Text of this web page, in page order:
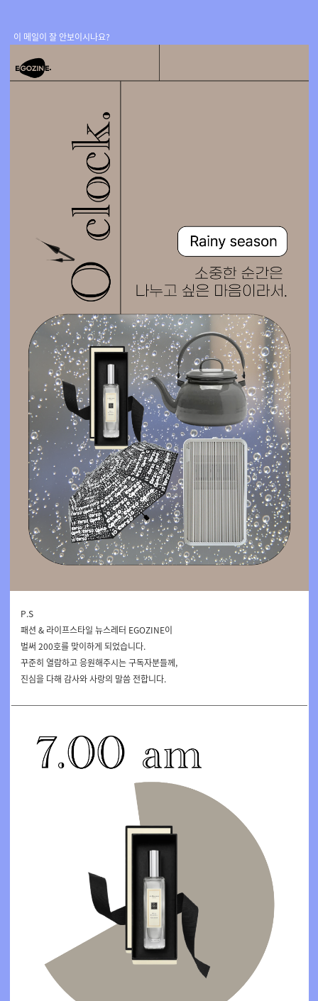
이 메일이 잘 안보이시나요?
P.S
패션 & 라이프스타일 뉴스레터 EGOZINE이
벌써 200호를 맞이하게 되었습니다.
꾸준히 열람하고 응원해주시는 구독자분들께,
진심을 다해 감사와 사랑의 말씀 전합니다.